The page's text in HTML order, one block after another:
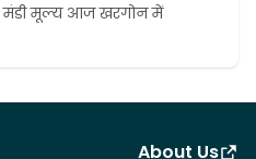
मूल्य आज खरगोन में
About Us